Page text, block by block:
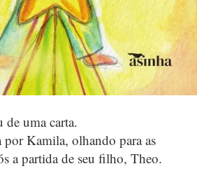
de uma carta.
por Kamila, olhando para as
a partida de seu filho, Theo.